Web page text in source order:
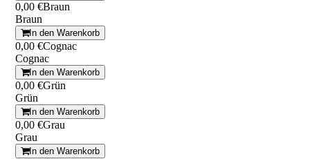
0,00 €Braun
Braun
In den Warenkorb
0,00 €Cognac
Cognac
In den Warenkorb
0,00 €Grün
Grün
In den Warenkorb
0,00 €Grau
Grau
In den Warenkorb